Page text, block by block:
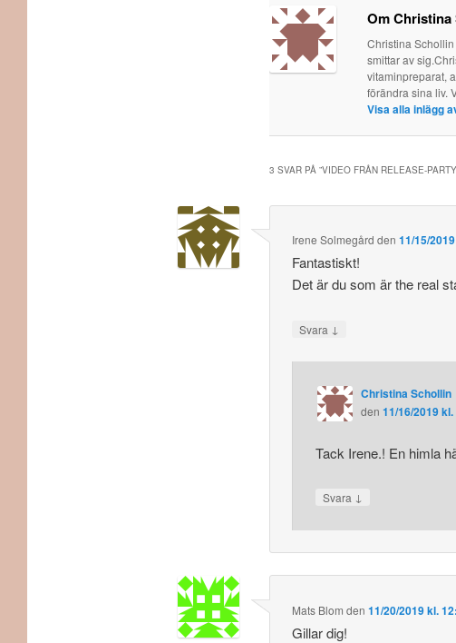
Om
Christina
smittar av
vitaminpreparat,
förändra sina liv.
Visa alla inlägg
3 SVAR PÅ ”VIDEO FRÅN RELEASE-
Irene Solmegård den11/15/
Fantastiskt!
Det är du som är the real
Svara ↓
Christina Schollin
den 11/16/2019
Tack Irene.! En himla
Svara ↓
Mats Blom den11/20/2019 kl.
Gillar dig!